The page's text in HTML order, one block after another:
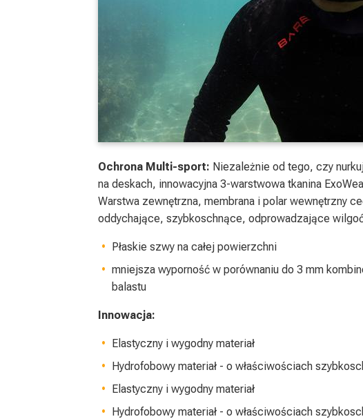
Ochrona Multi-sport: Niezależnie od tego, czy
na deskach, innowacyjna 3-warstwowa tkanina
Warstwa zewnętrzna, membrana i polar wewnętrzny
oddychające, szybkoschnące, odprowadzające
Płaskie szwy na całej powierzchni
mniejsza wyporność w porównaniu do 3 mm
balastu
Innowacja:
Elastyczny i wygodny materiał
Hydrofobowy materiał - o właściwościach
Elastyczny i wygodny materiał
Hydrofobowy materiał - o właściwościach